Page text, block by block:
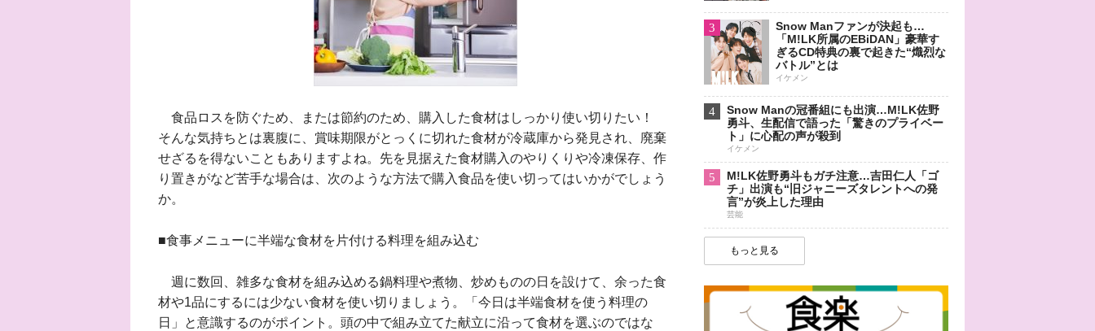
食品ロスを防ぐため、または節約のため、購入した食材はしっかり使い切りたい！
そんな気持ちとは裏腹に、賞味期限がとっくに切れた食材が冷蔵庫から発見され、廃棄
せざるを得ないこともありますよね。先を見据えた食材購入のやりくりや冷凍保存、作
り置きがなど苦手な場合は、次のような方法で購入食品を使い切ってはいかがでしょう
か。
■食事メニューに半端な食材を片付ける料理を組み込む
週に数回、雑多な食材を組み込める鍋料理や煮物、炒めものの日を設けて、余った食
材や1品にするには少ない食材を使い切りましょう。「今日は半端食材を使う料理の
日」と意識するのがポイント。頭の中で組み立てた献立に沿って食材を選ぶのではな
3
Snow Manファンが決起も…
「M!LK所属のEBiDAN」豪華す
ぎるCD特典の裏で起きた“熾烈な
バトル”とは
イケメン
4
Snow Manの冠番組にも出演…M!LK佐野
勇斗、生配信で語った「驚きのプライベー
ト」に心配の声が殺到
イケメン
5
M!LK佐野勇斗もガチ注意…吉田仁人「ゴ
チ」出演も“旧ジャニーズタレントへの発
言”が炎上した理由
芸能
もっと見る